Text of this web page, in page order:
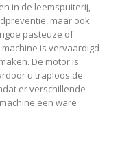
in de leemspuiterij,
maar ook
pasteuze of
is vervaardigd
De motor is
u traploos de
er verschillende
een ware